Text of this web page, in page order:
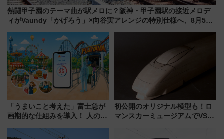
熱闘甲子園のテーマ曲が駅メロに？阪神・甲子園駅の接近メロデ
ィがVaundy「かげろう」×向谷実アレンジの特別仕様へ、8月5日
「うまいこと考えた」富士急が
画期的な仕組みを導入！ 人のか
ん」始動
初公開のオリジナル模型も！ロ
マンスカーミュージアムでVSE